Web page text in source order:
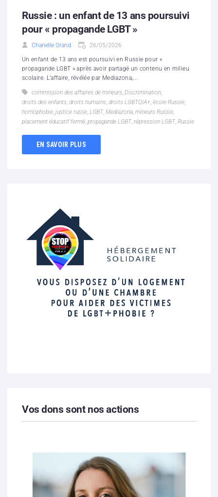
Russie : un enfant de 13 ans poursuivi
pour « propagande LGBT »
Chanelle Grand 26/05/2026
Un enfant de 13 ans est poursuivi en Russie pour «
propagande LGBT » après avoir partagé un contenu en milieu
scolaire. L’affaire, révélée par Mediazona,...
commission des affaires de mineurs, Discrimination,
droits des enfants, droits humains, droits LGBTQIA+, école Russie,
homophobie, justice russe, LGBT, Mediazona, mineurs Russie,
placement éducatif fermé, propagande LGBT, répression LGBT, Russie
EN SAVOIR PLUS
Vos dons sont nos actions